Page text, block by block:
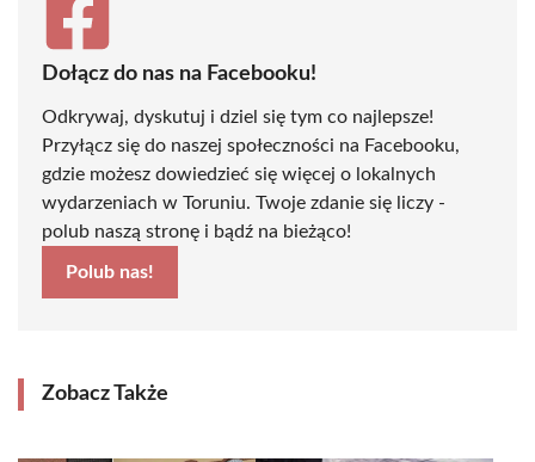
Dołącz do nas na Facebooku!
Odkrywaj, dyskutuj i dziel się tym co najlepsze!
Przyłącz się do naszej społeczności na Facebooku,
gdzie możesz dowiedzieć się więcej o lokalnych
wydarzeniach w Toruniu. Twoje zdanie się liczy -
polub naszą stronę i bądź na bieżąco!
Polub nas!
Zobacz Także